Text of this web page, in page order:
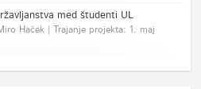
med študenti UL
Haček | Trajanje projekta: 1. maj